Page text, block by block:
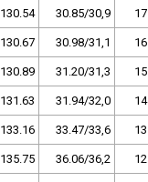
130.54 30.85/30,9 17
130.67 30.98/31,1 16
130.89 31.20/31,3 15
131.63 31.94/32,0 14
133.16 33.47/33,6 13
135.75 36.06/36,2 12